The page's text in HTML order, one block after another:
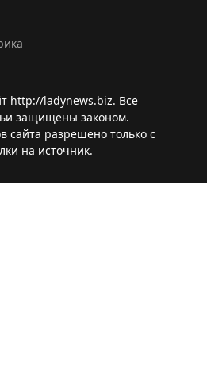
http://ladynews.biz. Все
защищены законом.
сайта разрешено только с
на источник.